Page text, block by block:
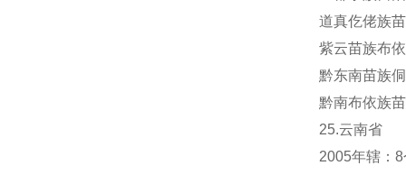
道真仡佬族
紫云苗族布
黔东南苗族
黔南布依族
25.云南省
2005年辖：